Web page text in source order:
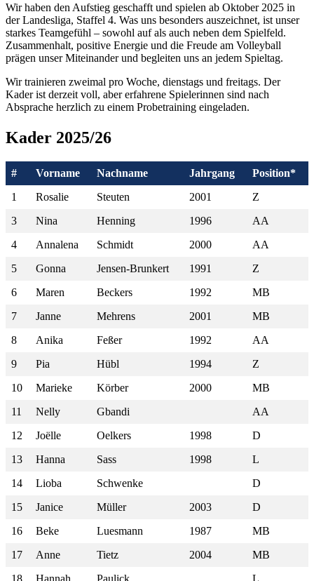
Wir haben den Aufstieg geschafft und spielen ab Oktober 2025 in
der Landesliga, Staffel 4. Was uns besonders auszeichnet, ist unser
starkes Teamgefühl – sowohl auf als auch neben dem Spielfeld.
Zusammenhalt, positive Energie und die Freude am Volleyball
prägen unser Miteinander und begleiten uns an jedem Spieltag.
Wir trainieren zweimal pro Woche, dienstags und freitags. Der
Kader ist derzeit voll, aber erfahrene Spielerinnen sind nach
Absprache herzlich zu einem Probetraining eingeladen.
Kader 2025/26
# Vorname Nachname Jahrgang
Position*
1
Rosalie Steuten 2001
Z
3
Nina Henning 1996
AA
4
Annalena Schmidt 2000
AA
5
Gonna Jensen-Brunkert 1991
Z
6
Maren Beckers 1992
MB
7
Janne Mehrens 2001
MB
8
Anika Feßer 1992
AA
9
Pia Hübl 1994
Z
10
Marieke Körber 2000
MB
11
Nelly Gbandi
AA
12
Joëlle Oelkers 1998
D
13
Hanna Sass 1998
L
14
Lioba Schwenke
D
15
Janice Müller 2003
D
16
Beke Luesmann 1987
MB
17
Anne Tietz 2004
MB